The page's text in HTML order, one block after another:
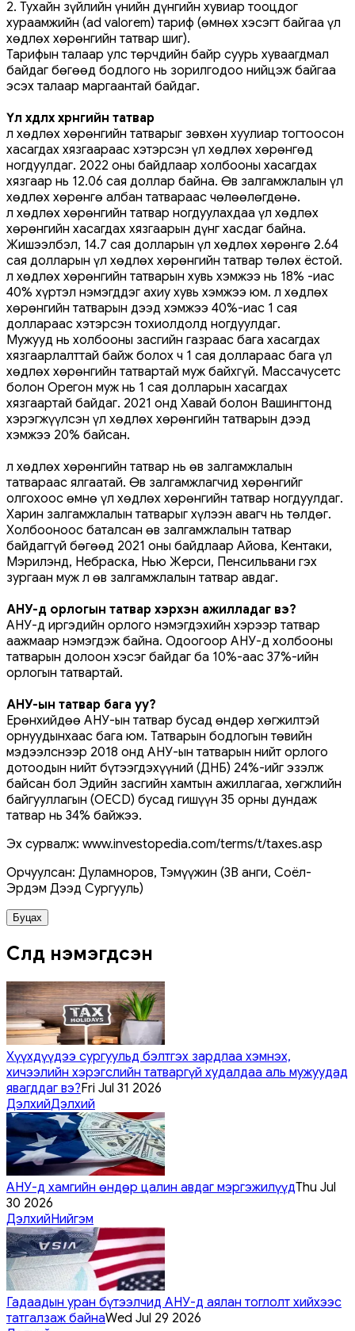
2. Тухайн зүйлийн үнийн дүнгийн хувиар тооцдог
хураамжийн (ad valorem) тариф (өмнөх хэсэгт байгаа үл
хөдлөх хөрөнгийн татвар шиг).
Тарифын талаар улс төрчдийн байр суурь хуваагдмал
байдаг бөгөөд бодлого нь зорилгодоо нийцэж байгаа
эсэх талаар маргаантай байдаг.
Үл хөдлөх хөрөнгийн татвар
Үл хөдлөх хөрөнгийн татварыг зөвхөн хуулиар тогтоосон
хасагдах хязгаараас хэтэрсэн үл хөдлөх хөрөнгөд
ногдуулдаг. 2022 оны байдлаар холбооны хасагдах
хязгаар нь 12.06 сая доллар байна. Өв залгамжлалын үл
хөдлөх хөрөнгө албан татвараас чөлөөлөгдөнө.
Үл хөдлөх хөрөнгийн татвар ногдуулахдаа үл хөдлөх
хөрөнгийн хасагдах хязгаарын дүнг хасдаг байна.
Жишээлбэл, 14.7 сая долларын үл хөдлөх хөрөнгө 2.64
сая долларын үл хөдлөх хөрөнгийн татвар төлөх ёстой.
Үл хөдлөх хөрөнгийн татварын хувь хэмжээ нь 18% -иас
40% хүртэл нэмэгддэг ахиу хувь хэмжээ юм. Үл хөдлөх
хөрөнгийн татварын дээд хэмжээ 40%-иас 1 сая
доллараас хэтэрсэн тохиолдолд ногдуулдаг.
Мужууд нь холбооны засгийн газраас бага хасагдах
хязгаарлалттай байж болох ч 1 сая доллараас бага үл
хөдлөх хөрөнгийн татвартай муж байхгүй. Массачусетс
болон Орегон муж нь 1 сая долларын хасагдах
хязгаартай байдаг. 2021 онд Хавай болон Вашингтонд
хэрэгжүүлсэн үл хөдлөх хөрөнгийн татварын дээд
хэмжээ 20% байсан.
Үл хөдлөх хөрөнгийн татвар нь өв залгамжлалын
татвараас ялгаатай. Өв залгамжлагчид хөрөнгийг
олгохоос өмнө үл хөдлөх хөрөнгийн татвар ногдуулдаг.
Харин залгамжлалын татварыг хүлээн авагч нь төлдөг.
Холбооноос баталсан өв залгамжлалын татвар
байдаггүй бөгөөд 2021 оны байдлаар Айова, Кентаки,
Мэрилэнд, Небраска, Нью Жерси, Пенсильвани гэх
зургаан муж л өв залгамжлалын татвар авдаг.
АНУ-д орлогын татвар хэрхэн ажилладаг вэ?
АНУ-д иргэдийн ​​орлого нэмэгдэхийн хэрээр татвар
аажмаар нэмэгдэж байна. Одоогоор АНУ-д холбооны
татварын долоон хэсэг байдаг ба 10%-аас 37%-ийн
орлогын татвартай.
АНУ-ын татвар бага уу?
Ерөнхийдөө АНУ-ын татвар бусад өндөр хөгжилтэй
орнуудынхаас бага юм. Татварын бодлогын төвийн
мэдээлснээр 2018 онд АНУ-ын татварын нийт орлого
дотоодын нийт бүтээгдэхүүний (ДНБ) 24%-ийг эзэлж
байсан бол Эдийн засгийн хамтын ажиллагаа, хөгжлийн
байгууллагын (OECD) бусад гишүүн 35 орны дундаж
татвар нь 34% байжээ.
Эх сурвалж: www.investopedia.com/terms/t/taxes.asp
Орчуулсан: Дуламноров, Тэмүүжин (3B анги, Соёл-
Эрдэм Дээд Сургууль)
Буцах
Сүүлд нэмэгдсэн
Хүүхдүүдээ сургуульд бэлтгэх зардлаа хэмнэх,
хичээлийн хэрэгслийн татваргүй худалдаа аль мужуудад
явагддаг вэ?Fri Jul 31 2026
ДэлхийДэлхий
АНУ-д хамгийн өндөр цалин авдаг мэргэжилүүдThu Jul
30 2026
ДэлхийНийгэм
Гадаадын уран бүтээлчид АНУ-д аялан тоглолт хийхээс
татгалзаж байнаWed Jul 29 2026